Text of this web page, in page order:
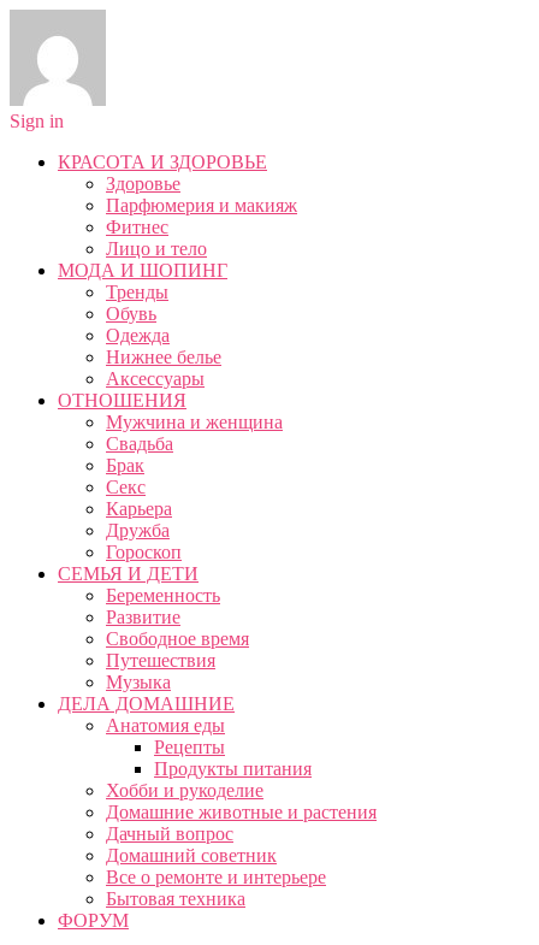
Sign in
КРАСОТА И ЗДОРОВЬЕ
Здоровье
Парфюмерия и макияж
Фитнес
Лицо и тело
МОДА И ШОПИНГ
Тренды
Обувь
Одежда
Нижнее белье
Аксессуары
ОТНОШЕНИЯ
Мужчина и женщина
Свадьба
Брак
Секс
Карьера
Дружба
Гороскоп
СЕМЬЯ И ДЕТИ
Беременность
Развитие
Свободное время
Путешествия
Музыка
ДЕЛА ДОМАШНИЕ
Анатомия еды
Рецепты
Продукты питания
Хобби и рукоделие
Домашние животные и растения
Дачный вопрос
Домашний советник
Все о ремонте и интерьере
Бытовая техника
ФОРУМ